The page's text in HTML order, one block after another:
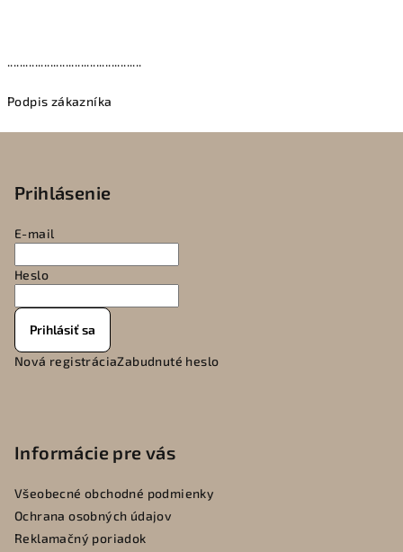
............................................
Podpis zákazníka
Prihlásenie
E-mail
Heslo
Prihlásiť sa
Nová registráciaZabudnuté heslo
Informácie pre vás
Všeobecné obchodné podmienky
Ochrana osobných údajov
Reklamačný poriadok